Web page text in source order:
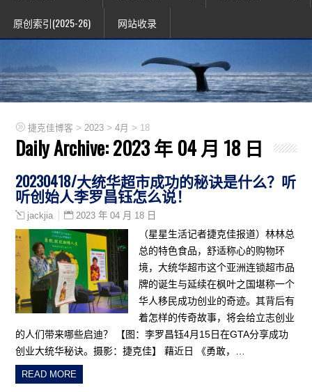
原创索引(2025-26) 网站收录
捷克佳博客 > 2023 >4月 > 18
Daily Archive:2023 年 04 月 18 日
20230418/大统华超市成功的秘诀是什么？听
听创始人李罗昌钰怎么说！
jackjia 2023 年 04 月 18 日
（星星生活记者捷克佳报道）林林总
总的特色食品，舒适称心的购物环
境，大统华超市这个亚洲连锁超市品
牌的诞生与延续在枫叶之国堪称一个
华人移民成功创业的奇迹。其背后有
着怎样的传奇故事，将会给立志创业
的人们带来哪些启迪？ 【图：李罗昌钰4月15日在GTA分享成功
创业大统华秘诀。摄影：捷克佳】 藉近日 《勇敢，…
READ MORE